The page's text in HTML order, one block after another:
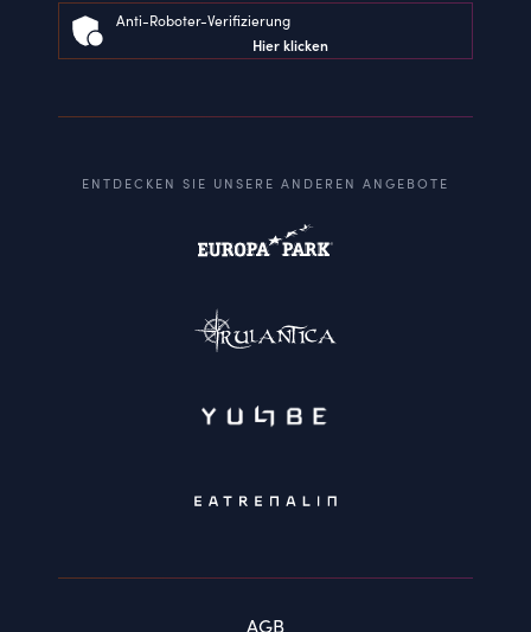
Anti-Roboter-Verifizierung
Hier klicken
ENTDECKEN SIE UNSERE ANDEREN ANGEBOTE
AGB